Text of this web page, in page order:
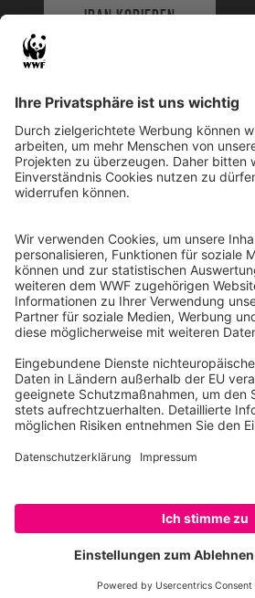
SPENDEN
IBAN KOPIEREN
WWF Deutschland
Reinhardtstr. 18
10117 Berlin
Ihre Spende kann steuerlich geltend
Registriert als Stiftung WWF
Justiz Berlin, Az: 3416/976/2
Umsatzsteuer-Identifikationsnummer:
Freistellungsbescheid: Als
von der Körperschaftssteuer gem. §5 I 9
Steuernummer 27/641/09321